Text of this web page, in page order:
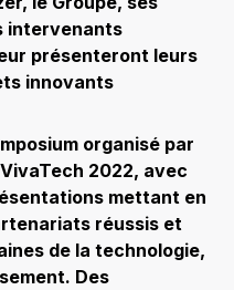
intervenants
présenteront leurs
innovants
organisé par
2022, avec
mettant en
réussis et
de la technologie,
Des